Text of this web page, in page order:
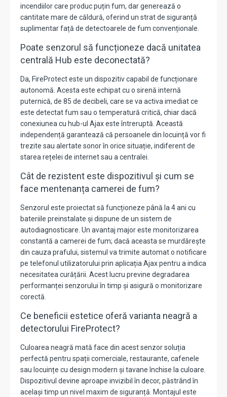
incendiilor care produc puțin fum, dar generează o
cantitate mare de căldură, oferind un strat de siguranță
suplimentar față de detectoarele de fum convenționale.
Poate senzorul să funcționeze dacă unitatea
centrală Hub este deconectată?
Da, FireProtect este un dispozitiv capabil de funcționare
autonomă. Acesta este echipat cu o sirenă internă
puternică, de 85 de decibeli, care se va activa imediat ce
este detectat fum sau o temperatură critică, chiar dacă
conexiunea cu hub-ul Ajax este întreruptă. Această
independență garantează că persoanele din locuință vor fi
trezite sau alertate sonor în orice situație, indiferent de
starea rețelei de internet sau a centralei.
Cât de rezistent este dispozitivul și cum se
face mentenanța camerei de fum?
Senzorul este proiectat să funcționeze până la 4 ani cu
bateriile preinstalate și dispune de un sistem de
autodiagnosticare. Un avantaj major este monitorizarea
constantă a camerei de fum; dacă aceasta se murdărește
din cauza prafului, sistemul va trimite automat o notificare
pe telefonul utilizatorului prin aplicația Ajax pentru a indica
necesitatea curățării. Acest lucru previne degradarea
performanței senzorului în timp și asigură o monitorizare
corectă.
Ce beneficii estetice oferă varianta neagră a
detectorului FireProtect?
Culoarea neagră mată face din acest senzor soluția
perfectă pentru spații comerciale, restaurante, cafenele
sau locuințe cu design modern și tavane închise la culoare.
Dispozitivul devine aproape invizibil în decor, păstrând în
același timp un nivel maxim de siguranță. Montajul este